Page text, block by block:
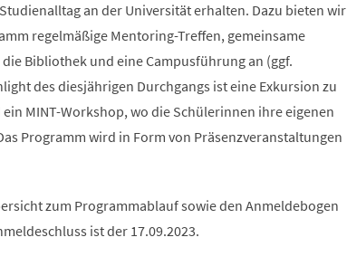
an der Universität erhalten. Dazu bieten wir
regelmäßige Mentoring-Treffen, gemeinsame
Bibliothek und eine Campusführung an (ggf.
des diesjährigen Durchgangs ist eine Exkursion zu
MINT-Workshop, wo die Schülerinnen ihre eigenen
Programm wird in Form von Präsenzveranstaltungen
zum Programmablauf sowie den Anmeldebogen
ist der 17.09.2023.